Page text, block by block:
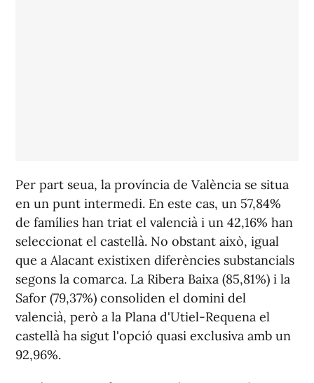
Per part seua, la província de València se situa
en un punt intermedi. En este cas, un 57,84%
de famílies han triat el valencià i un 42,16% han
seleccionat el castellà. No obstant això, igual
que a Alacant existixen diferències substancials
segons la comarca. La Ribera Baixa (85,81%) i la
Safor (79,37%) consoliden el domini del
valencià, però a la Plana d'Utiel-Requena el
castellà ha sigut l'opció quasi exclusiva amb un
92,96%.